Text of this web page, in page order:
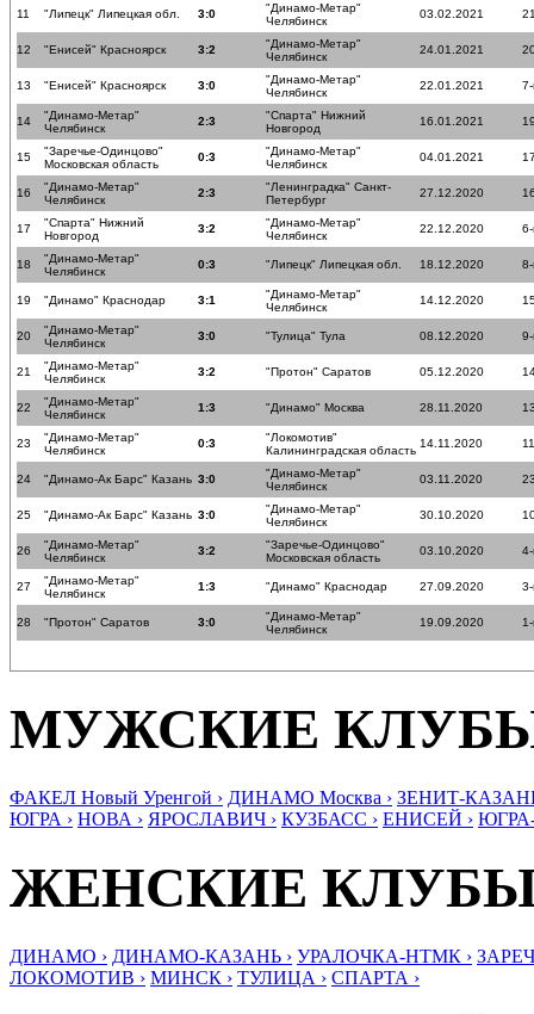
11 "Липецк" Липецкая обл. 3:0
"Динамо-Метар"
Челябинск
03.02.2021
12 "Енисей" Красноярск 3:2
"Динамо-Метар"
Челябинск
24.01.2021
13 "Енисей" Красноярск 3:0
"Динамо-Метар"
Челябинск
22.01.2021
14
"Динамо-Метар"
Челябинск
2:3
"Спарта" Нижний
Новгород
16.01.2021
15
"Заречье-Одинцово"
Московская область
0:3
"Динамо-Метар"
Челябинск
04.01.2021
16
"Динамо-Метар"
Челябинск
2:3
"Ленинградка" Санкт-
Петербург
27.12.2020
17
"Спарта" Нижний
Новгород
3:2
"Динамо-Метар"
Челябинск
22.12.2020
18
"Динамо-Метар"
Челябинск
0:3 "Липецк" Липецкая обл. 18.12.2020
19 "Динамо" Краснодар 3:1
"Динамо-Метар"
Челябинск
14.12.2020
20
"Динамо-Метар"
Челябинск
3:0 "Тулица" Тула 08.12.2020
21
"Динамо-Метар"
Челябинск
3:2 "Протон" Саратов 05.12.2020
22
"Динамо-Метар"
Челябинск
1:3 "Динамо" Москва 28.11.2020
23
"Динамо-Метар"
Челябинск
0:3
"Локомотив"
Калининградская область
14.11.2020
24 "Динамо-Ак Барс" Казань 3:0
"Динамо-Метар"
Челябинск
03.11.2020
25 "Динамо-Ак Барс" Казань 3:0
"Динамо-Метар"
Челябинск
30.10.2020
26
"Динамо-Метар"
Челябинск
3:2
"Заречье-Одинцово"
Московская область
03.10.2020
27
"Динамо-Метар"
Челябинск
1:3 "Динамо" Краснодар 27.09.2020
28 "Протон" Саратов 3:0
"Динамо-Метар"
Челябинск
19.09.2020
МУЖСКИЕ
ФАКЕЛ Новый Уренгой › ДИНАМО Москва › ЗЕНИТ-
ЮГРА › НОВА › ЯРОСЛАВИЧ › КУЗБАСС › ЕНИСЕЙ ›
ЖЕНСКИЕ
ДИНАМО › ДИНАМО-КАЗАНЬ › УРАЛОЧКА-НТМК ›
ЛОКОМОТИВ › МИНСК › ТУЛИЦА › СПАРТА ›